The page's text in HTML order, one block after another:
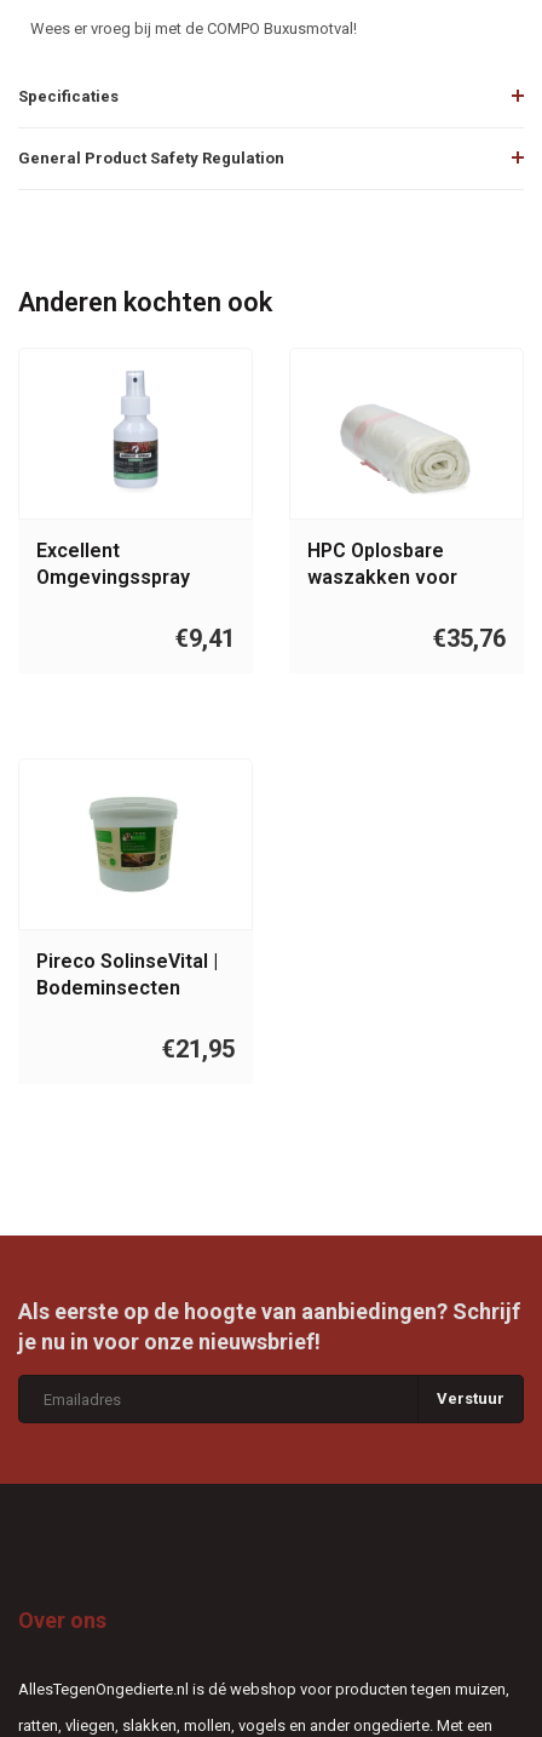
Wees er vroeg bij met de COMPO Buxusmotval!
Specificaties
General Product Safety Regulation
Anderen kochten ook
Excellent
Omgevingsspray
€9,41
HPC Oplosbare
waszakken voor
€35,76
Pireco SolinseVital |
Bodeminsecten
€21,95
Als eerste op de hoogte van aanbiedingen? Schrijf
je nu in voor onze nieuwsbrief!
Verstuur
Over ons
AllesTegenOngedierte.nl is dé webshop voor producten tegen muizen,
ratten, vliegen, slakken, mollen, vogels en ander ongedierte. Met een